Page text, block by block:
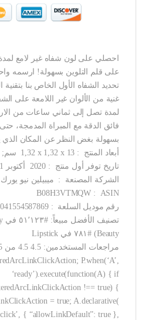
على قلم التلوين بسهولة! ارسمه
تحديد الشفاه الأول الخاص بنا
غنية من الألوان غير اللامعة على
لمدة تصل إلى ثماني ساعات من
فائق الدقة مع المبراة المدمجة،
بسهولة بغض النظر عن المكان الذي
أبعاد المنتج ‏ : ‎ 1,32 x 1,32 x 13 سم; 9,07 جرام
تاريخ توفر أول منتج ‏ : ‎ 2020 أكتوبر 1
الشركة المصنعة ‏ : ‎ ميبيلين نيو يورك
ASIN ‏ : ‎ B08H3VTMQW
رقم موديل السلعة ‏ : ‎ 041554587869
Beauty) #٧٨١ في Lipstick
P.when(‘A’,
‘ready’).execute(function(A) { if
!== true) {
= true; A.declarative(
{ “allowLinkDefault”: true },